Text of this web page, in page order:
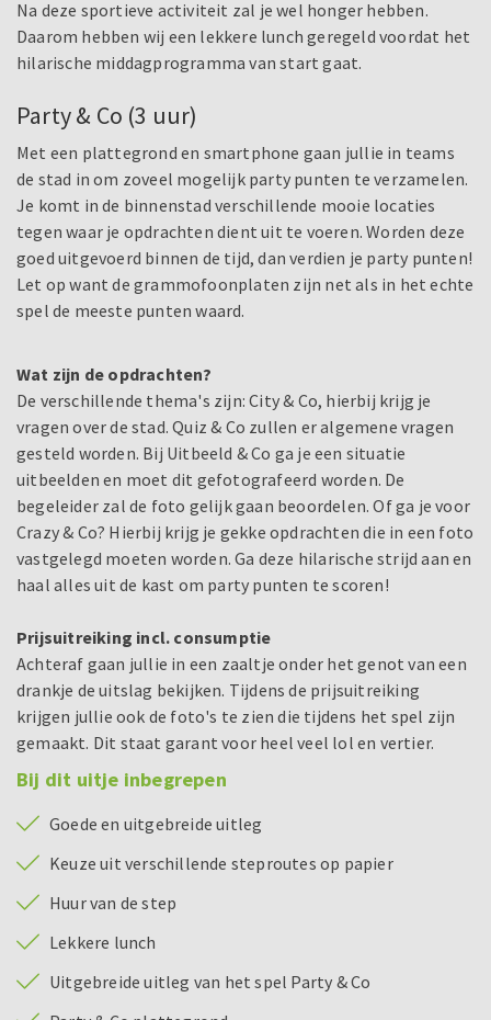
Na deze sportieve activiteit zal je wel honger hebben.
Daarom hebben wij een lekkere lunch geregeld voordat het
hilarische middagprogramma van start gaat.
Party & Co (3 uur)
Met een plattegrond en smartphone gaan jullie in teams
de stad in om zoveel mogelijk party punten te verzamelen.
Je komt in de binnenstad verschillende mooie locaties
tegen waar je opdrachten dient uit te voeren. Worden deze
goed uitgevoerd binnen de tijd, dan verdien je party punten!
Let op want de grammofoonplaten zijn net als in het echte
spel de meeste punten waard.
Wat zijn de opdrachten?
De verschillende thema's zijn: City & Co, hierbij krijg je
vragen over de stad. Quiz & Co zullen er algemene vragen
gesteld worden. Bij Uitbeeld & Co ga je een situatie
uitbeelden en moet dit gefotografeerd worden. De
begeleider zal de foto gelijk gaan beoordelen. Of ga je voor
Crazy & Co? Hierbij krijg je gekke opdrachten die in een foto
vastgelegd moeten worden. Ga deze hilarische strijd aan en
haal alles uit de kast om party punten te scoren!
Prijsuitreiking incl. consumptie
Achteraf gaan jullie in een zaaltje onder het genot van een
drankje de uitslag bekijken. Tijdens de prijsuitreiking
krijgen jullie ook de foto's te zien die tijdens het spel zijn
gemaakt. Dit staat garant voor heel veel lol en vertier.
Bij dit uitje inbegrepen
Goede en uitgebreide uitleg
Keuze uit verschillende steproutes op papier
Huur van de step
Lekkere lunch
Uitgebreide uitleg van het spel Party & Co